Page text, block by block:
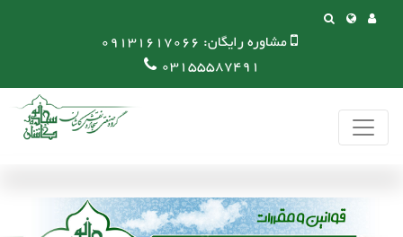
مشاوره رایگان: 09131617066
03155587491